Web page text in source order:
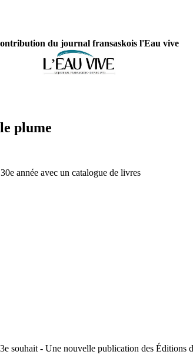
du journal fransaskois l'Eau vive
plume
année avec un catalogue de livres